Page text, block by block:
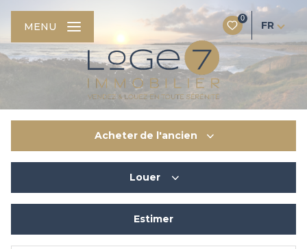
0
FR
MENU
Acheter de l'ancien
Du neuf
Louer
De l'immo pro
Estimer